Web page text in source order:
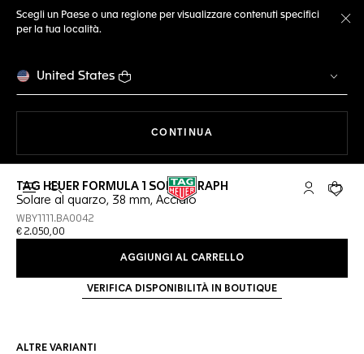
Scegli un Paese o una regione per visualizzare contenuti specifici
per la tua località.
United States
CONTINUA
Apri la ricerca L'account
Il tuo
TAG HEUER FORMULA 1 SOLARGRAPH
Solare al quarzo, 38 mm, Acciaio
WBY1111.BA0042
€ 2.050,00
AGGIUNGI AL CARRELLO
VERIFICA DISPONIBILITÀ IN BOUTIQUE
ALTRE VARIANTI